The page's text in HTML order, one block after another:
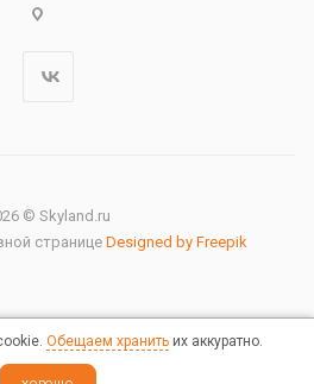
© Skyland.ru
странице Designed by Freepik
информация
Обещаем хранитьих аккуратно.